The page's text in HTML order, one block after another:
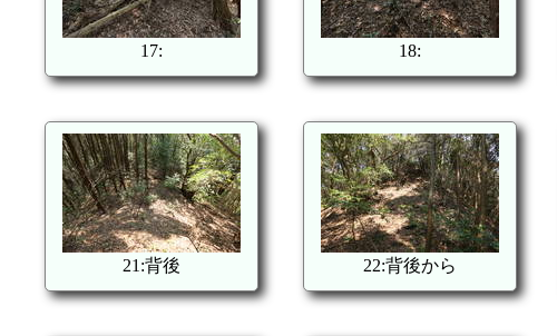
17: 18:
21:背後 22:背後から